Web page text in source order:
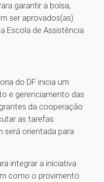
garantir a bolsa,
ser aprovados(as)
Escola de Assistência
do DF inicia um
e gerenciamento das
da cooperação
as tarefas
será orientada para
integrar a iniciativa
como o provimento